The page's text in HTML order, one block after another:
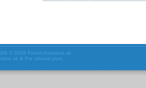
© 2008 Forum.Koloidne.sk
& Pre zdravsi zivot